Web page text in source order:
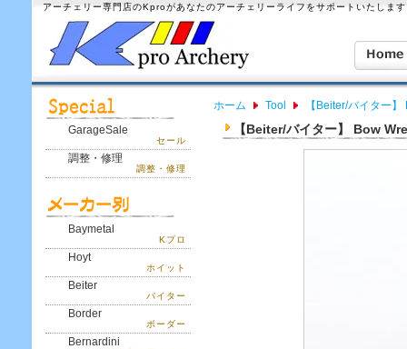
アーチェリー専門店のKproがあなたのアーチェリーライフをサポートいたしま
GarageSale
セール
調整・修理
調整・修理
Baymetal
Kプロ
Hoyt
ホイット
Beiter
バイター
Border
ボーダー
Bernardini
ホーム Tool 【Beiter/バイター
【Beiter/バイター】 Bow